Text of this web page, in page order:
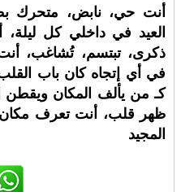
أنت حي، نابض، متحرك
العيد في داخلي كل
ذكرى، تبتسم، تُشاغب،
في أي إتجاه كان باب
كـ من يألف المكان ويقطن
ظهر قلب، أنت تعرف مكان
المجيد